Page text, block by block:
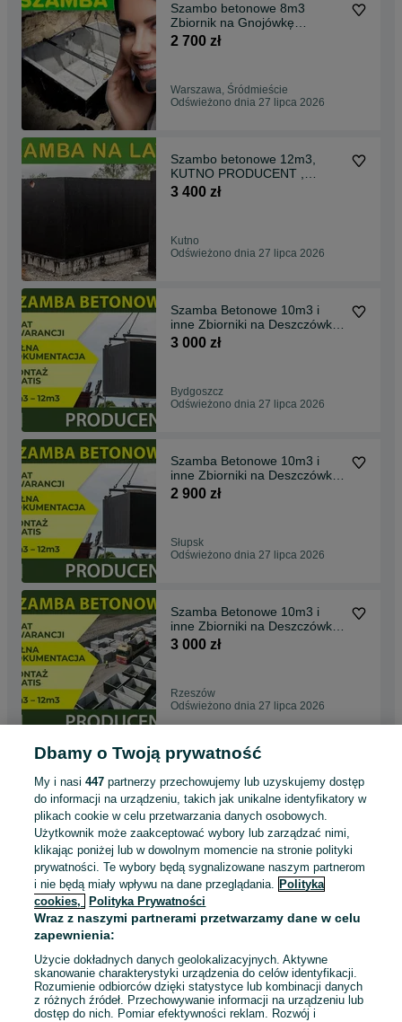
Szambo betonowe 8m3
Zbiornik na Gnojówkę
Deszczówkę WARSZAWA I
2 700 zł
Warszawa, Śródmieście
Odświeżono dnia 27 lipca 2026
Szambo betonowe 12m3,
KUTNO PRODUCENT ,
Szamba, Zbiornik MOJA
3 400 zł
Kutno
Odświeżono dnia 27 lipca 2026
Szamba Betonowe 10m3 i
inne Zbiorniki na Deszczówkę,
SZAMBO , Piwnica
3 000 zł
Bydgoszcz
Odświeżono dnia 27 lipca 2026
Szamba Betonowe 10m3 i
inne Zbiorniki na Deszczówkę,
SZAMBO , Piwnica
2 900 zł
Słupsk
Odświeżono dnia 27 lipca 2026
Szamba Betonowe 10m3 i
inne Zbiorniki na Deszczówkę,
SZAMBO, Zbiornik
3 000 zł
Rzeszów
Odświeżono dnia 27 lipca 2026
Szamba Betonowe 10m3 i
inne Zbiorniki na Deszczówkę,
SZAMBO tanio
3 000 zł
Wrocław, Psie Pole
Odświeżono dnia 27 lipca 2026
Szambo Betonowe 10m3 i
inne zbiorniki na deszczówke,
Kielce
Odświeżono dnia 27 lipca 2026
Dbamy o Twoją prywatność
My i nasi447 partnerzy przechowujemy lub uzyskujemy dostęp
do informacji na urządzeniu, takich jak unikalne identyfikatory w
plikach cookie w celu przetwarzania danych osobowych.
Użytkownik może zaakceptować wybory lub zarządzać nimi,
klikając poniżej lub w dowolnym momencie na stronie polityki
prywatności. Te wybory będą sygnalizowane naszym partnerom
i nie będą miały wpływu na dane przeglądania. Polityka
cookies,
Polityka Prywatności
Wraz z naszymi partnerami przetwarzamy dane w celu
zapewnienia:
Użycie dokładnych danych geolokalizacyjnych. Aktywne
skanowanie charakterystyki urządzenia do celów identyfikacji.
Rozumienie odbiorców dzięki statystyce lub kombinacji danych
z różnych źródeł. Przechowywanie informacji na urządzeniu lub
dostęp do nich. Pomiar efektywności reklam. Rozwój i